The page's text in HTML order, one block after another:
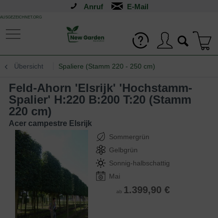
Anruf
AUSGEZEICHNET.ORG
Übersicht Spaliere (Stamm 220 - 250 cm)
Feld-Ahorn 'Elsrijk' 'Hochstamm-
Spalier' H:220 B:200 T:20 (Stamm
220 cm)
Acer campestre Elsrijk
Sommergrün
Gelbgrün
Sonnig-halbschattig
Mai
ab 1.399,90 €